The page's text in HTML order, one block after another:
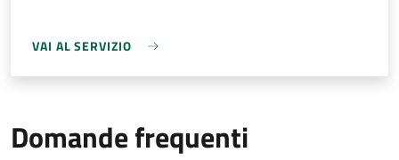
VAI AL SERVIZIO
Domande frequenti